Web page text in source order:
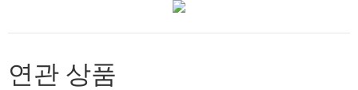
연관 상품